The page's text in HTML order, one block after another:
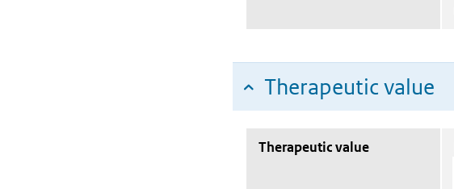
Therapeutic value
Therapeutic value